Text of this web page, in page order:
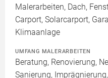
Malerarbeiten, Dach,
Carport, Solarcarport,
Klimaanlage
UMFANG MALERARBEITEN
Beratung, Renovierung,
Sanierung,